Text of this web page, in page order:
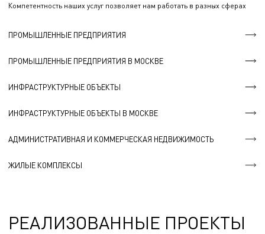
Компетентность наших услуг позволяет нам работать в разных сферах
ПРОМЫШЛЕННЫЕ ПРЕДПРИЯТИЯ
ПРОМЫШЛЕННЫЕ ПРЕДПРИЯТИЯ В МОСКВЕ
ИНФРАСТРУКТУРНЫЕ ОБЪЕКТЫ
ИНФРАСТРУКТУРНЫЕ ОБЪЕКТЫ В МОСКВЕ
АДМИНИСТРАТИВНАЯ И КОММЕРЧЕСКАЯ НЕДВИЖИМОСТЬ
ЖИЛЫЕ КОМПЛЕКСЫ
РЕАЛИЗОВАННЫЕ ПРОЕКТЫ